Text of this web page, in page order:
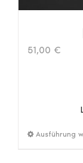
51,00 €
Ausführung